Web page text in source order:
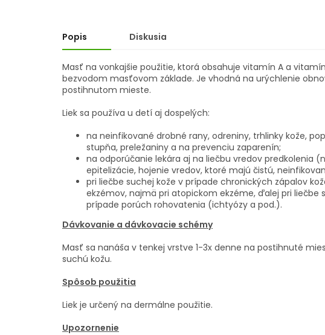
Popis Diskusia
Masť na vonkajšie použitie, ktorá obsahuje vitamín A a vitamín
bezvodom masťovom základe. Je vhodná na urýchlenie
postihnutom mieste.
Liek sa používa u detí aj dospelých:
na neinfikované drobné rany, odreniny, trhlinky kože,
stupňa, preležaniny a na prevenciu zaparenín;
na odporúčanie lekára aj na liečbu vredov predkolenia
epitelizácie, hojenie vredov, ktoré majú čistú,
pri liečbe suchej kože v prípade chronických zápalov
ekzémov, najmä pri atopickom ekzéme, ďalej pri liečbe
prípade porúch rohovatenia (ichtyózy a pod.).
Dávkovanie a dávkovacie schémy
Masť sa nanáša v tenkej vrstve 1-3x denne na postihnuté
suchú kožu.
Spôsob použitia
Liek je určený na dermálne použitie.
Upozornenie